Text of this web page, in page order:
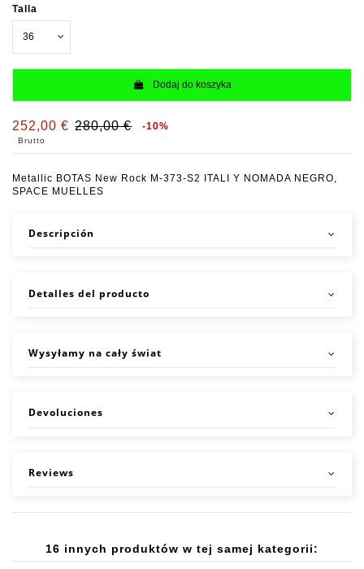
Talla
Dodaj do koszyka
252,00 € 280,00 € -10%
Brutto
Metallic BOTAS New Rock M-373-S2 ITALI Y NOMADA NEGRO,
SPACE MUELLES
Descripción
Detalles del producto
Wysyłamy na cały świat
Devoluciones
Reviews
16 innych produktów w tej samej kategorii: